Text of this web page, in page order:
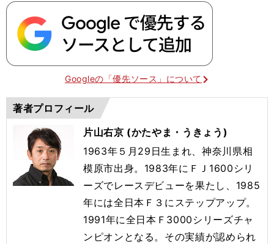
Googleの「優先ソース」について
著者プロフィール
片山右京 (かたやま・うきょう)
1963年５月29日生まれ、神奈川県相
模原市出身。1983年にＦＪ1600シリ
ーズでレースデビューを果たし、1985
年には全日本Ｆ３にステップアップ。
1991年に全日本Ｆ3000シリーズチャ
ンピオンとなる。その実績が認められ